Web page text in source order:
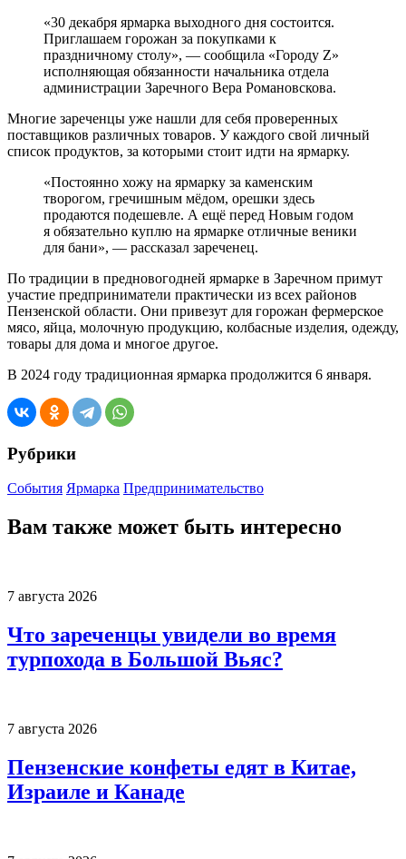
«30 декабря ярмарка выходного дня состоится.
Приглашаем горожан за покупками к
праздничному столу», — сообщила «Городу Z»
исполняющая обязанности начальника отдела
администрации Заречного Вера Романовскова.
Многие зареченцы уже нашли для себя проверенных
поставщиков различных товаров. У каждого свой личный
список продуктов, за которыми стоит идти на ярмарку.
«Постоянно хожу на ярмарку за каменским
творогом, гречишным мёдом, орешки здесь
продаются подешевле. А ещё перед Новым годом
я обязательно куплю на ярмарке отличные веники
для бани», — рассказал зареченец.
По традиции в предновогодней ярмарке в Заречном примут
участие предприниматели практически из всех районов
Пензенской области. Они привезут для горожан фермерское
мясо, яйца, молочную продукцию, колбасные изделия, одежду,
товары для дома и многое другое.
В 2024 году традиционная ярмарка продолжится 6 января.
Рубрики
События Ярмарка Предпринимательство
Вам также может быть интересно
7 августа 2026
Что зареченцы увидели во время
турпохода в Большой Вьяс?
7 августа 2026
Пензенские конфеты едят в Китае,
Израиле и Канаде